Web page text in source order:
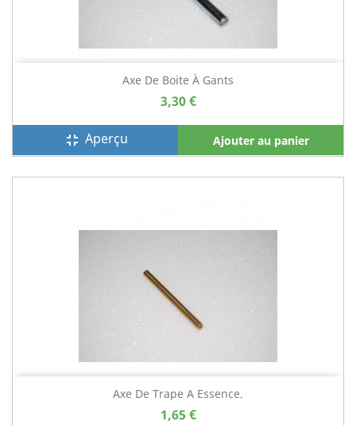
Axe De Boite À Gants
3,30 €
fullscreen_exit Aperçu Ajouter au panier
Axe De Trape A Essence.
1,65 €